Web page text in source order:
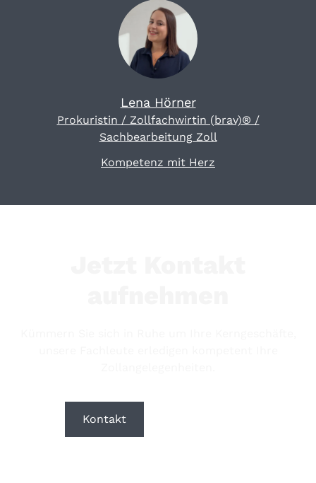
Lena Hörner
Prokuristin / Zollfachwirtin (brav)® /
Sachbearbeitung Zoll
Kompetenz mit Herz
Kontakt